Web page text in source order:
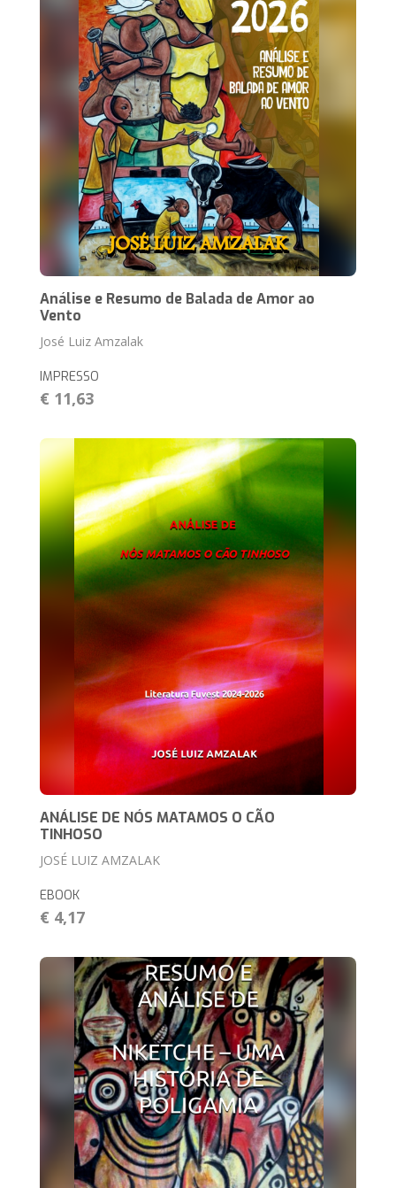
Análise e Resumo de Balada de Amor ao
Vento
José Luiz Amzalak
IMPRESSO
€ 11,63
ANÁLISE DE NÓS MATAMOS O CÃO
TINHOSO
JOSÉ LUIZ AMZALAK
EBOOK
€ 4,17